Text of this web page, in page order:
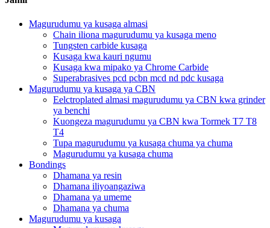
Magurudumu ya kusaga almasi
Chain iliona magurudumu ya kusaga meno
Tungsten carbide kusaga
Kusaga kwa kauri ngumu
Kusaga kwa mipako ya Chrome Carbide
Superabrasives pcd pcbn mcd nd pdc kusaga
Magurudumu ya kusaga ya CBN
Eelctroplated almasi magurudumu ya CBN kwa grinder
ya benchi
Kuongeza magurudumu ya CBN kwa Tormek T7 T8
T4
Tupa magurudumu ya kusaga chuma ya chuma
Magurudumu ya kusaga chuma
Bondings
Dhamana ya resin
Dhamana iliyoangaziwa
Dhamana ya umeme
Dhamana ya chuma
Magurudumu ya kusaga